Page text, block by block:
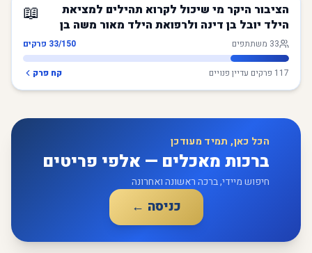
הציבור היקר מי שיכול לקרוא תהילים למציאת
הילד יובל בן דינה ולרפואת הילד מאור משה בן
חגית
📖
33 משתתפים 33/150 פרקים
117 פרקים עדיין פנויים קח פרק
הכל כאן, תמיד מעודכן
ברכות מאכלים — אלפי פריטים
חיפוש מיידי, ברכה ראשונה ואחרונה
כניסה ←